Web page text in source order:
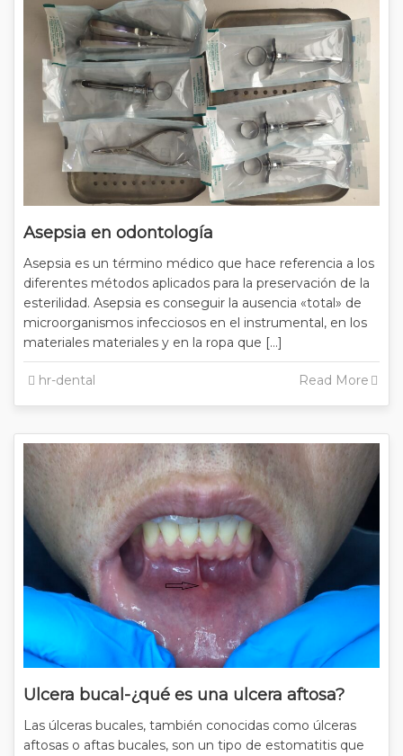
Asepsia en odontología
Asepsia es un término médico que hace referencia a los
diferentes métodos aplicados para la preservación de la
esterilidad. Asepsia es conseguir la ausencia «total» de
microorganismos infecciosos en el instrumental, en los
materiales materiales y en la ropa que […]
hr-dental Read More
Ulcera bucal-¿qué es una ulcera aftosa?
Las úlceras bucales, también conocidas como úlceras
aftosas o aftas bucales, son un tipo de estomatitis que